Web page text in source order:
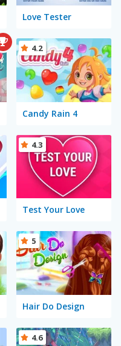
Love Tester
Candy Rain 4
4.2
Test Your Love
4.3
Hair Do Design
5
4.6